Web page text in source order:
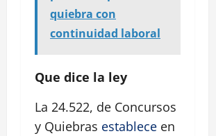
quiebra con
continuidad laboral
Que dice la ley
La 24.522, de Concursos
y Quiebras establece en